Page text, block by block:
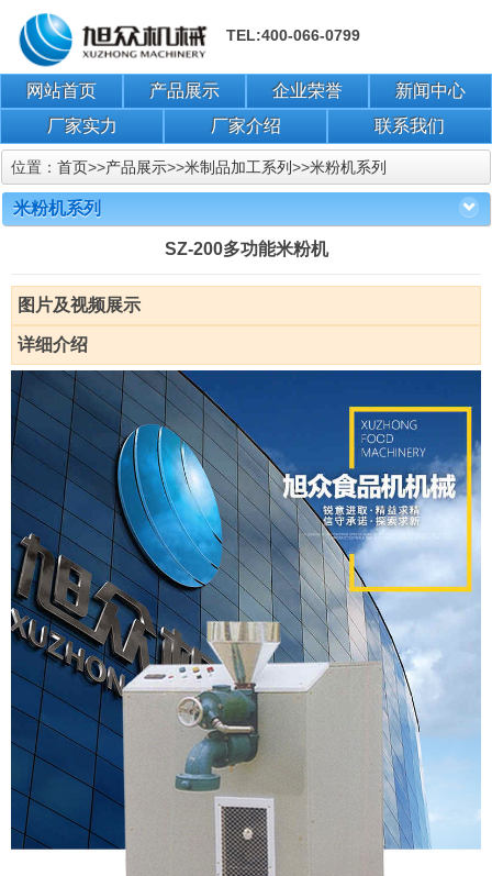
TEL:400-066-0799
网站首页 产品展示 企业荣誉
新闻中心
厂家实力
厂家介绍 联系我们
位置： 首页>>产品展示>>米制品加工系列>>米粉机系列
米粉机系列
SZ-200多功能米粉机
图片及视频展示
详细介绍